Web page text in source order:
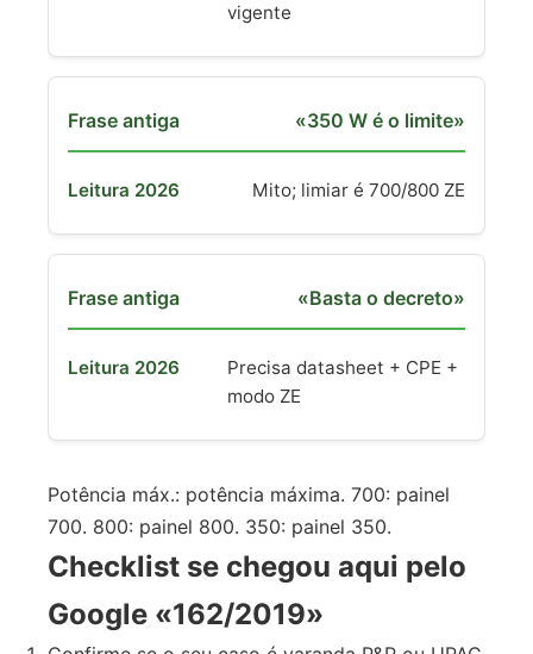
vigente
«350 W é o limite»
Mito; limiar é 700/800 ZE
«Basta o decreto»
Precisa datasheet + CPE +
modo ZE
Potência máx.: potência máxima. 700: painel
700. 800: painel 800. 350: painel 350.
Checklist se chegou aqui pelo
Google «162/2019»